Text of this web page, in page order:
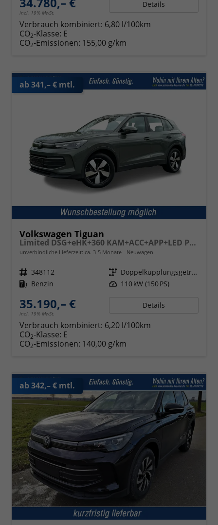
incl. 19% MwSt.
Details
Verbrauch kombiniert: 6,80 l/100km
CO2-Klasse: E
CO2-Emissionen: 155,00 g/km
ab 341,– € mtl.
Volkswagen Tiguan
Limited DSG+eHK+360 KAM+ACC+APP+LED PLUS+17" LM+KLIMA
unverbindliche Lieferzeit: ca. 3-5 Monate Neuwagen
Fahrzeugnr. 348112 Getriebe
Doppelkupplungsgetriebe (DSG)
Kraftstoff Benzin Leistung 110 kW (150 PS)
35.190,– €
incl. 19% MwSt.
Details
Verbrauch kombiniert: 6,20 l/100km
CO2-Klasse: E
CO2-Emissionen: 140,00 g/km
ab 342,– € mtl.